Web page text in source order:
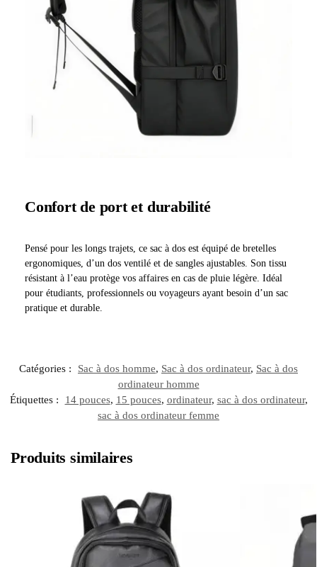
Confort de port et durabilité
Pensé pour les longs trajets, ce sac à dos est équipé de bretelles
ergonomiques, d’un dos ventilé et de sangles ajustables. Son tissu
résistant à l’eau protège vos affaires en cas de pluie légère. Idéal
pour étudiants, professionnels ou voyageurs ayant besoin d’un sac
pratique et durable.
Catégories : Sac à dos homme, Sac à dos ordinateur, Sac à dos
ordinateur homme
Étiquettes :
14 pouces, 15 pouces, ordinateur, sac à dos ordinateur,
sac à dos ordinateur femme
Produits similaires